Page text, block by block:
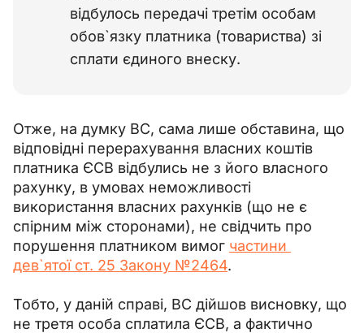
відбулось передачі третім особам
обов`язку платника (товариства) зі
сплати єдиного внеску.
Отже, на думку ВС, сама лише обставина, що
відповідні перерахування власних коштів
платника ЄСВ відбулись не з його власного
рахунку, в умовах неможливості
використання власних рахунків (що не є
спірним між сторонами), не свідчить про
порушення платником вимог частини
дев`ятої ст. 25 Закону №2464.
Тобто, у даній справі, ВС дійшов висновку, що
не третя особа сплатила ЄСВ, а фактично